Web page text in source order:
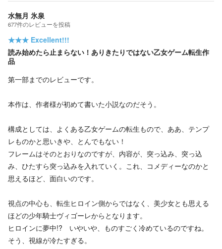
水無月 氷泉
677件のレビューを投稿
★★★ Excellent!!!
読み始めたら止まらない！ありきたりではない乙女ゲーム転生作
品
第一部までのレビューです。
本作は、作者様が初めて書いた小説なのだそう。
構成としては、よくある乙女ゲームの転生もので、ああ、テンプ
レものかと思いきや、とんでもない！
フレームはそのとおりなのですが、内容が、突っ込み、突っ込
み、ひたすら突っ込みを入れていく。これ、コメディーなのかと
思えるほど、面白いのです。
視点の中心も、転生ヒロイン側からではなく、美少女とも思える
ほどの少年騎士ヴィゴーレからとなります。
ヒロインに夢中!? いやいや、ものすごく冷めているのですね。
そう、視線が冷たすぎる。